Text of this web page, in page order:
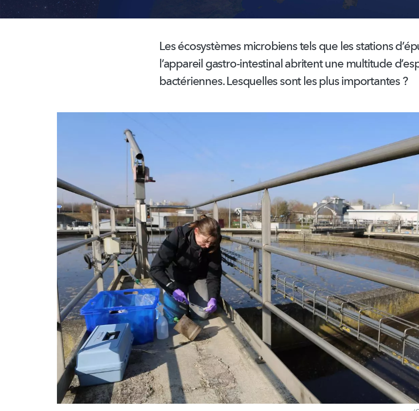
Les écosystèmes microbiens tels que les stations
l’appareilgastro-intestinalabritent une multitude
bactériennes.Lesquelles sont les plus importantes ?